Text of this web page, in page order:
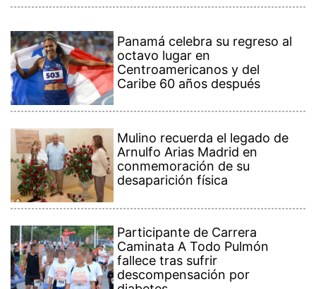
Panamá celebra su regreso al
octavo lugar en
Centroamericanos y del
Caribe 60 años después
Mulino recuerda el legado de
Arnulfo Arias Madrid en
conmemoración de su
desaparición física
Participante de Carrera
Caminata A Todo Pulmón
fallece tras sufrir
descompensación por